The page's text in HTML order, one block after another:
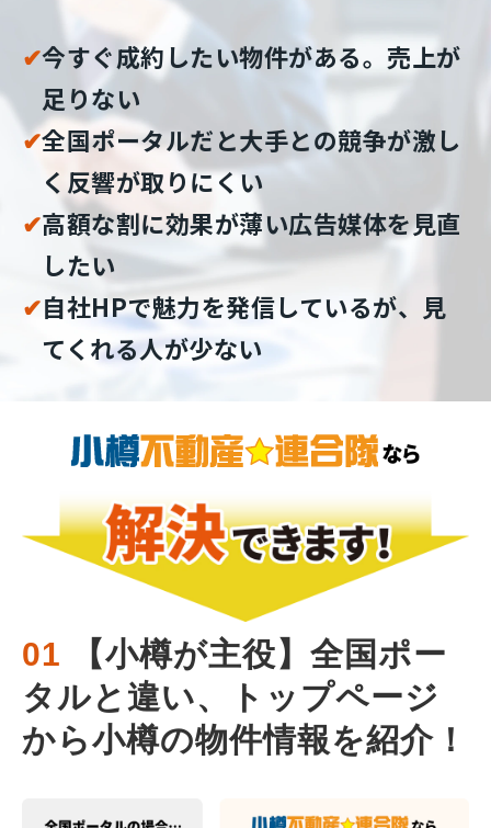
✔︎今すぐ成約したい物件がある。売上が
足りない
✔︎全国ポータルだと大手との競争が激し
く反響が取りにくい
✔︎高額な割に効果が薄い広告媒体を見直
したい
✔︎自社HPで魅力を発信しているが、見
てくれる人が少ない
01 【小樽が主役】全国ポー
タルと違い、トップページ
から小樽の物件情報を紹介！